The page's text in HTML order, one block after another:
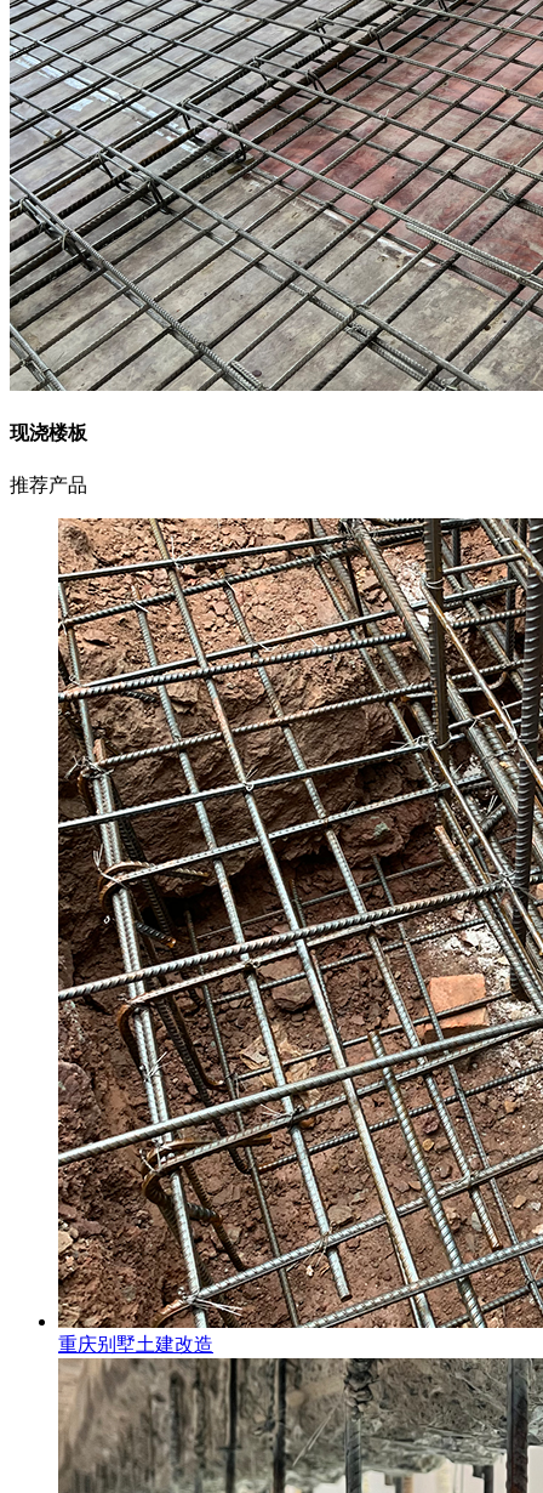
现浇楼板
推荐产品
重庆别墅土建改造